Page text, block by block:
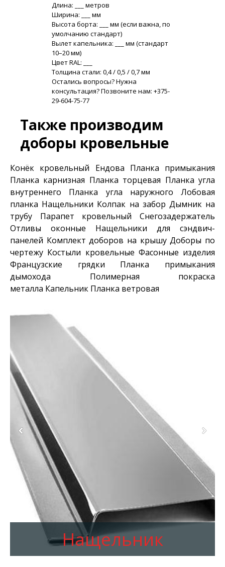
Длина: ___ метров
Ширина: ___ мм
Высота борта: ___ мм (если важна, по
умолчанию стандарт)
Вылет капельника: ___ мм (стандарт
10–20 мм)
Цвет RAL: ___
Толщина стали: 0,4 / 0,5 / 0,7 мм
Остались вопросы? Нужна
консультация? Позвоните нам: +375-
29-604-75-77
Также производим
доборы кровельные
Конёк кровельный Ендова Планка примыкания
Планка карнизная Планка торцевая Планка угла
внутреннего
Планка угла наружного
Лобовая
планка Нащельники Колпак на забор Дымник на
трубу
Парапет кровельный
Снегозадержатель
Отливы оконные
Нащельники для сэндвич-
панелей Комплект доборов на крышу Доборы по
чертежу Костыли кровельные Фасонные изделия
Французские грядки
Планка примыкания
дымохода
Полимерная покраска
металла Капельник Планка ветровая
Нащельник